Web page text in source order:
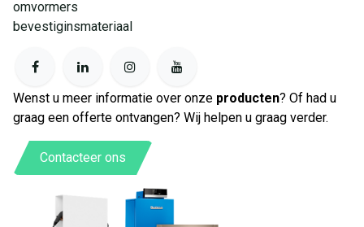
omvormers
bevestiginsmateriaal
Wenst u meer informatie over onze producten? Of had u
graag een offerte ontvangen? Wij helpen u graag verder.
Contacteer ons